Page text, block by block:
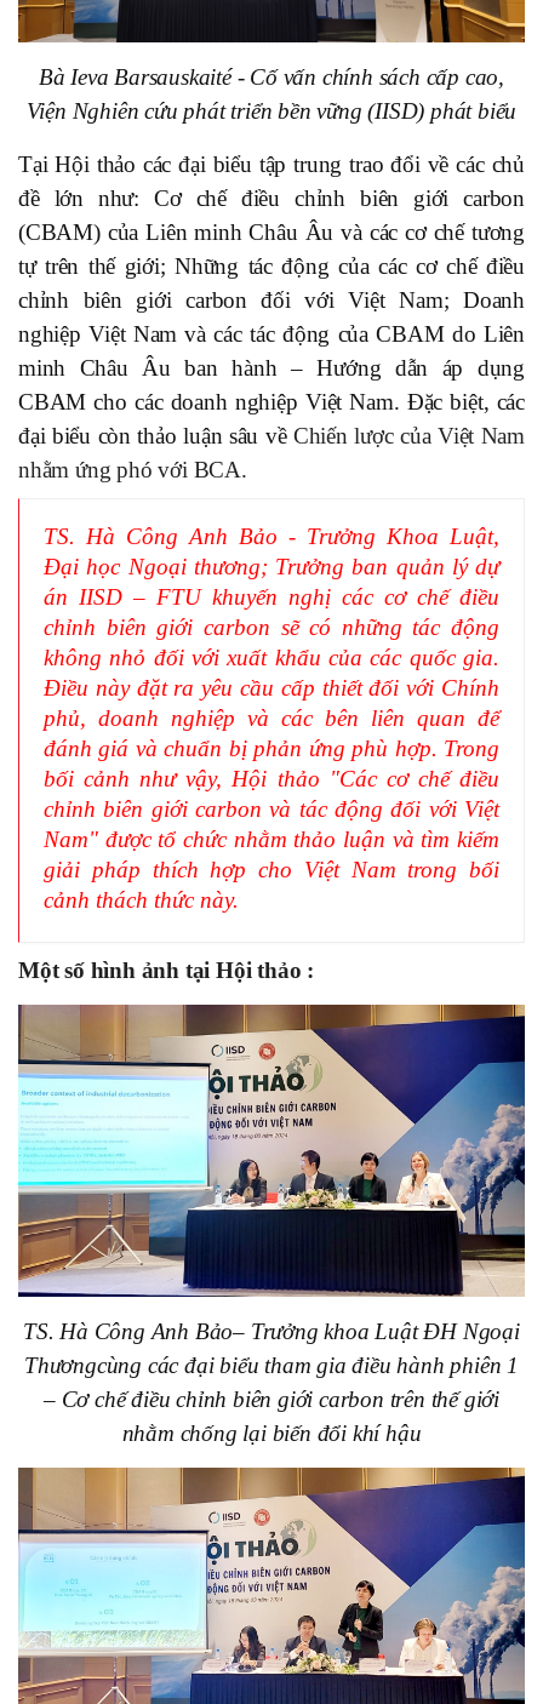
Bà Ieva Barsauskaité - Cố vấn chính sách cấp cao,
Viện Nghiên cứu phát triển bền vững (IISD) phát biểu
Tại Hội thảo các đại biểu tập trung trao đổi vềcác chủ
đề lớn như: Cơ chế điều chỉnh biên giới carbon
(CBAM) của Liên minh Châu Âu và các cơ chế tương
tự trên thế giới; Những tác động của các cơ chế điều
chỉnh biên giới carbon đối với Việt Nam; Doanh
nghiệp Việt Nam và các tác động của CBAM do Liên
minh Châu Âu ban hành – Hướng dẫn áp dụng
CBAM cho các doanh nghiệp Việt Nam. Đặc biệt, các
đại biểu còn thảo luận sâu về Chiến lược của Việt Nam
nhằm ứng phó với BCA.
TS. Hà Công Anh Bảo - Trưởng Khoa Luật,
Đại học Ngoại thương; Trưởng ban quản lý dự
án IISD – FTU khuyến nghị các cơ chế điều
chỉnh biên giới carbon sẽ có những tác động
không nhỏ đối với xuất khẩu của các quốc gia.
Điều này đặt ra yêu cầu cấp thiết đối với Chính
phủ, doanh nghiệp và các bên liên quan để
đánh giá và chuẩn bị phản ứng phù hợp. Trong
bối cảnh như vậy, Hội thảo "Các cơ chế điều
chỉnh biên giới carbon và tác động đối với Việt
Nam" được tổ chức nhằm thảo luận và tìm kiếm
giải pháp thích hợp cho Việt Nam trong bối
cảnh thách thức này.
Một số hình ảnh tại Hội thảo :
TS. Hà Công Anh Bảo– Trưởng khoa Luật ĐH Ngoại
Thươngcùng các đại biểu tham gia điều hành phiên1
– Cơ chế điều chỉnh biên giới carbon trên thế giới
nhằm chống lại biến đổi khí hậu